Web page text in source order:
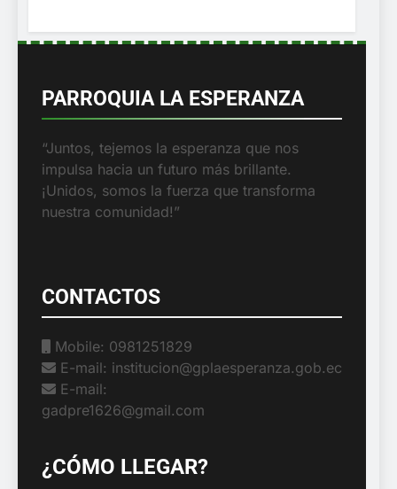
PARROQUIA LA ESPERANZA
“Juntos, tejemos la esperanza que nos
impulsa hacia un futuro más brillante.
¡Unidos, somos la fuerza que transforma
nuestra comunidad!”
CONTACTOS
Mobile: 0981251829
E-mail: institucion@gplaesperanza.gob.ec
E-mail:
gadpre1626@gmail.com
¿CÓMO LLEGAR?